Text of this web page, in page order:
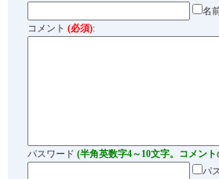
名
コメント (必須):
パスワード (半角英数字4～10文字。コメン
パ